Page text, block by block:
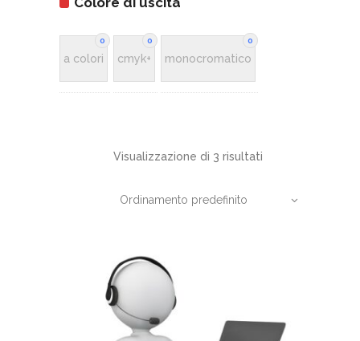
0
a colori
0
cmyk+
0
monocromatico
Visualizzazione di 3 risultati
Ordinamento predefinito